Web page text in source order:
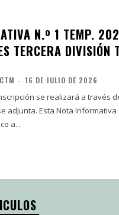
N.º 1 TEMP.
TERCERA DIVISIÓN
- 16 DE JULIO DE 2026
se realizará a través
adjunta. Esta Nota
a...